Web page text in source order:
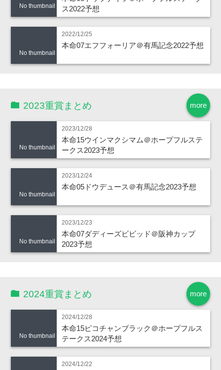
No thumbnail
ス2022予想
No thumbnail
2022/12/25
本命07エフフォーリア＠有馬記念2022予想
more
2023重賞まとめ
No thumbnail
2023/12/28
本命15ウインマクシマム＠ホープフルステ
ークス2023予想
No thumbnail
2023/12/24
本命05ドウデュース＠有馬記念2023予想
No thumbnail
2023/12/23
本命07ダディーズビビッド＠阪神カップ
2023予想
more
2024重賞まとめ
No thumbnail
2024/12/28
本命15ピコチャンブラック＠ホープフルス
テークス2024予想
2024/12/22